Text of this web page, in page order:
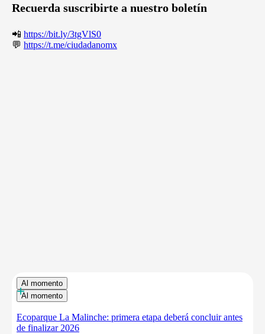
Recuerda suscribirte a nuestro boletín
📲 https://bit.ly/3tgVlS0
💬 https://t.me/ciudadanomx
Al momento
Al momento
+
Ecoparque La Malinche: primera etapa deberá concluir antes
de finalizar 2026